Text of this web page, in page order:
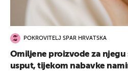
POKROVITELJ SPAR HRVATSKA
Omiljene proizvode za
usput, tijekom nabavke